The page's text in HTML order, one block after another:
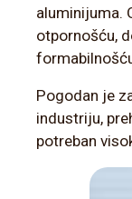
aluminijuma.
otpornošću,
Pogodan je
industriju,
potreban